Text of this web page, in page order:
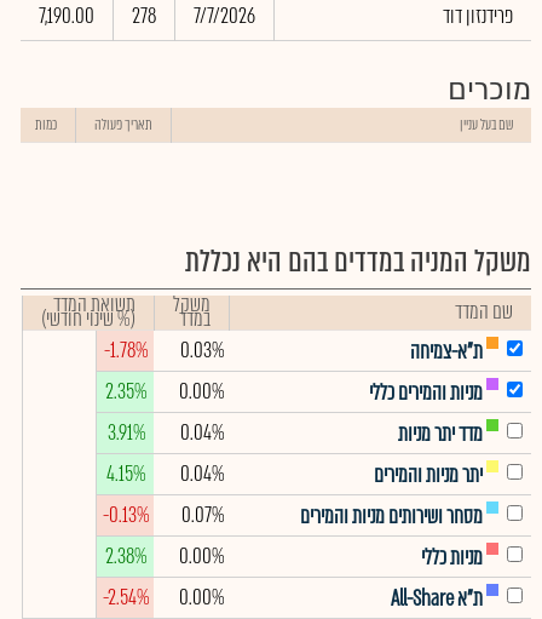
פרידנזון דוד
7/7/2026
278
7,190.00
מוכרים
שם בעל עניין תאריך פעולה כמות
משקל המניה במדדים בהם היא נכללת
שם המדד משקל
במדד תשואת המדד
(% שינוי חודשי)
ת"א-צמיחה
0.03%
-1.78%
מניות והמירים כללי
0.00%
2.35%
מדד יתר מניות
0.04%
3.91%
יתר מניות והמירים
0.04%
4.15%
מסחר ושירותים מניות והמירים
0.07%
-0.13%
מניות כללי
0.00%
2.38%
ת"א All-Share
0.00%
-2.54%